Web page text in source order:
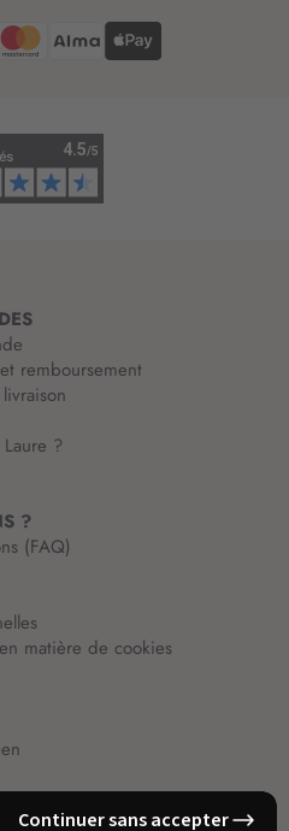
remboursement
?
?
(FAQ)
matière de cookies